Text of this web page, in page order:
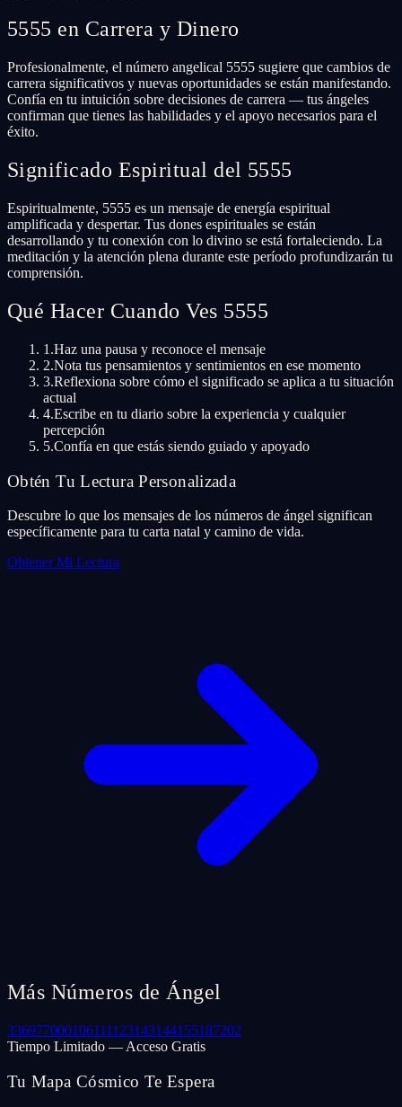
5555 en Carrera y Dinero
Profesionalmente, el número angelical 5555 sugiere que cambios de
carrera significativos y nuevas oportunidades se están manifestando.
Confía en tu intuición sobre decisiones de carrera — tus ángeles
confirman que tienes las habilidades y el apoyo necesarios para el
éxito.
Significado Espiritual del 5555
Espiritualmente, 5555 es un mensaje de energía espiritual
amplificada y despertar. Tus dones espirituales se están
desarrollando y tu conexión con lo divino se está fortaleciendo. La
meditación y la atención plena durante este período profundizarán tu
comprensión.
Qué Hacer Cuando Ves 5555
1.Haz una pausa y reconoce el mensaje
2.Nota tus pensamientos y sentimientos en ese momento
3.Reflexiona sobre cómo el significado se aplica a tu situación
actual
4.Escribe en tu diario sobre la experiencia y cualquier
percepción
5.Confía en que estás siendo guiado y apoyado
Obtén Tu Lectura Personalizada
Descubre lo que los mensajes de los números de ángel significan
específicamente para tu carta natal y camino de vida.
Obtener Mi Lectura
Más Números de Ángel
336977000106111123143144155187202
Tiempo Limitado — Acceso Gratis
Tu Mapa Cósmico Te Espera